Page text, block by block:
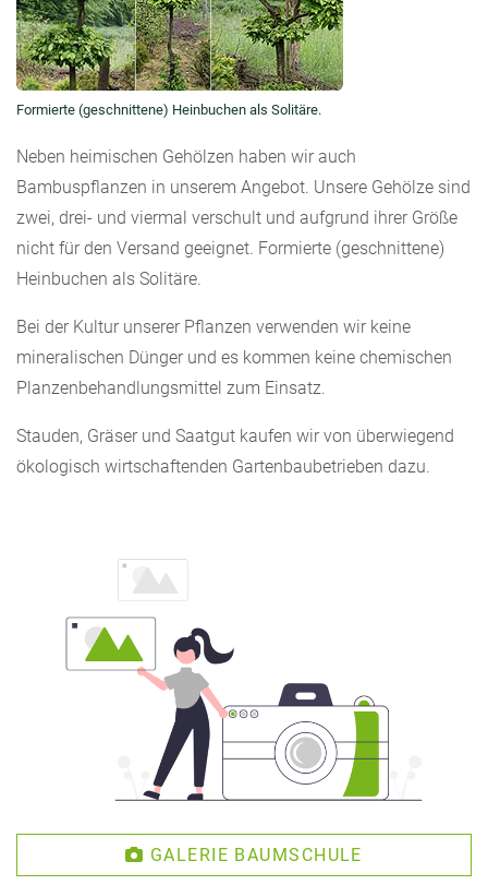
Formierte (geschnittene) Heinbuchen als Solitäre.
Neben heimischen Gehölzen haben wir auch
Bambuspflanzen in unserem Angebot. Unsere Gehölze sind
zwei, drei- und viermal verschult und aufgrund ihrer Größe
nicht für den Versand geeignet. Formierte (geschnittene)
Heinbuchen als Solitäre.
Bei der Kultur unserer Pflanzen verwenden wir keine
mineralischen Dünger und es kommen keine chemischen
Planzenbehandlungsmittel zum Einsatz.
Stauden, Gräser und Saatgut kaufen wir von überwiegend
ökologisch wirtschaftenden Gartenbaubetrieben dazu.
GALERIE BAUMSCHULE